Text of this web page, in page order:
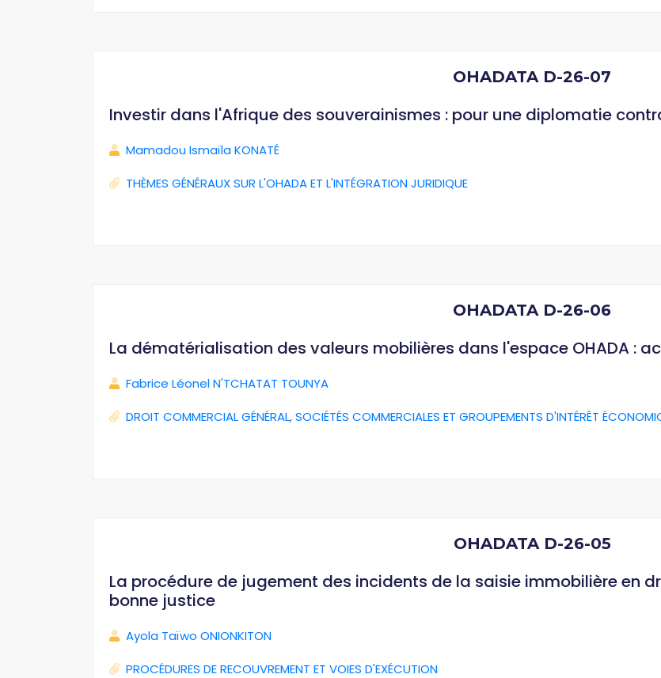
OHADATA D-26-07
Investir dans l'Afrique des souverainismes : pour une diplomatie
Mamadou Ismaïla KONATÉ
THÈMES GÉNÉRAUX SUR L'OHADA ET L'INTÉGRATION JURIDIQUE
OHADATA D-26-06
La dématérialisation des valeurs mobilières dans l'espace OHADA :
Fabrice Léonel N'TCHATAT TOUNYA
DROIT COMMERCIAL GÉNÉRAL,SOCIÉTÉS COMMERCIALES ET GROUPEMENTS D'INTÉRÊT
OHADATA D-26-05
La procédure de jugement des incidents de la saisie immobilière en
bonne justice
Ayola Taïwo ONIONKITON
PROCÉDURES DE RECOUVREMENT ET VOIES D'EXÉCUTION